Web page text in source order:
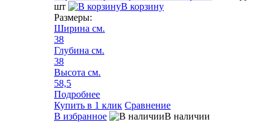
шт
В корзину
Размеры:
Ширина см.
38
Глубина см.
38
Высота см.
58,5
Подробнее
Купить в 1 клик Сравнение
В избранное
В наличии